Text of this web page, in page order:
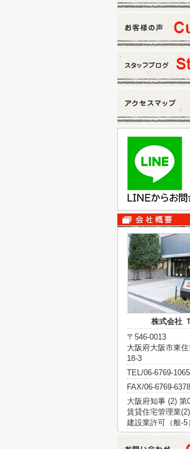
株式会社
〒546-0013
大阪府大阪市東
18-3
TEL/06-6769-1065
FAX/06-6769-6378
大阪府知事 (2) 第
賃貸住宅管理業
建設業許可（般-5